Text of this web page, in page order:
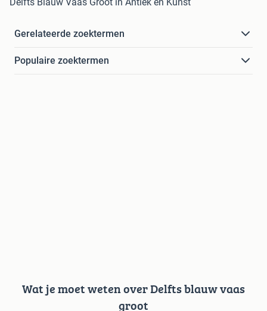
Delfts Blauw Vaas Groot in Antiek en Kunst
Gerelateerde zoektermen
Populaire zoektermen
Wat je moet weten over Delfts blauw vaas
groot